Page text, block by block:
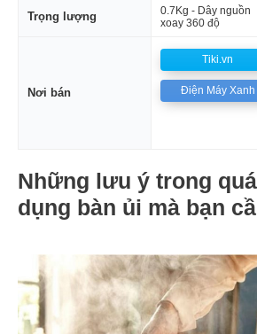
Trọng lượng
0.7Kg - Dây nguồn
xoay 360 độ
Nơi bán
Tiki.vn
Điện Máy Xanh
Những lưu ý trong
dụng bàn ủi mà bạn